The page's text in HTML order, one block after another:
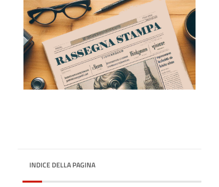
INDICE DELLA PAGINA